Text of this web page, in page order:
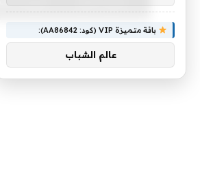
منوعات
باقة متميزة VIP (كود: AA86842):
عالم الشباب